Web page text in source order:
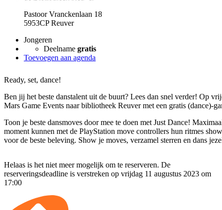
Pastoor Vranckenlaan 18
5953CP Reuver
Jongeren
Deelname gratis
Toevoegen aan agenda
Ready, set, dance!
Ben jij het beste danstalent uit de buurt? Lees dan snel verder! Op
Mars Game Events naar bibliotheek Reuver met een gratis (dance)-
Toon je beste dansmoves door mee te doen met Just Dance!
moment kunnen met de PlayStation move controllers hun ritmes
voor de beste beleving. Show je moves, verzamel sterren en dans
Helaas is het niet meer mogelijk om te reserveren. De
reserveringsdeadline is verstreken op vrijdag 11 augustus 2023 om
17:00